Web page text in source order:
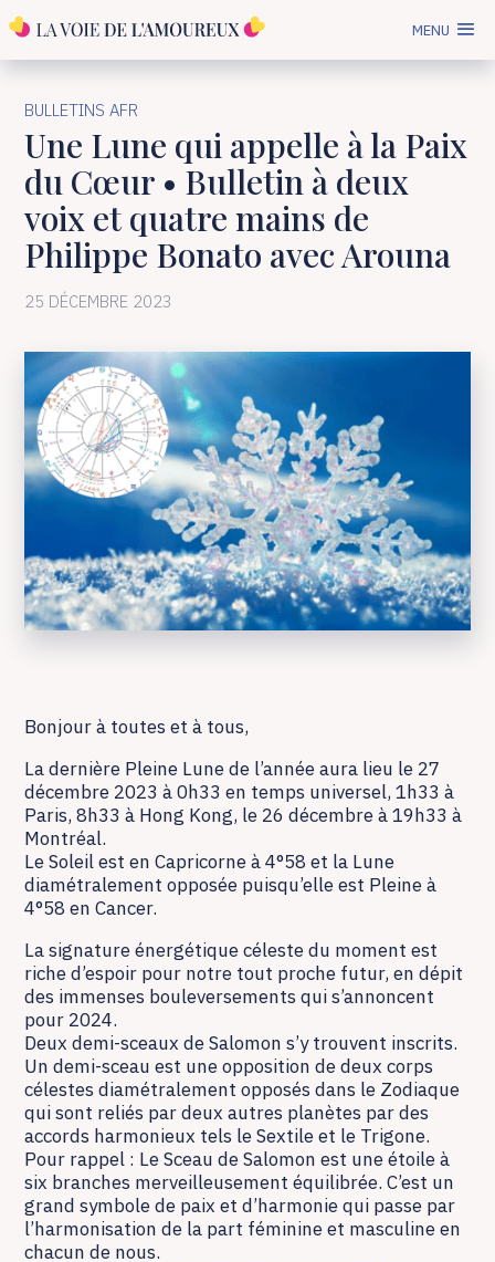
MENU
BULLETINS AFR
Une Lune qui appelle à la Paix
du Cœur • Bulletin à deux
voix et quatre mains de
Philippe Bonato avec Arouna
25 DÉCEMBRE 2023
Bonjour à toutes et à tous,
La dernière Pleine Lune de l’année aura lieu le 27
décembre 2023 à 0h33 en temps universel, 1h33 à
Paris, 8h33 à Hong Kong, le 26 décembre à 19h33 à
Montréal.
Le Soleil est en Capricorne à 4°58 et la Lune
diamétralement opposée puisqu’elle est Pleine à
4°58 en Cancer.
La signature énergétique céleste du moment est
riche d’espoir pour notre tout proche futur, en dépit
des immenses bouleversements qui s’annoncent
pour 2024.
Deux demi-sceaux de Salomon s’y trouvent inscrits.
Un demi-sceau est une opposition de deux corps
célestes diamétralement opposés dans le Zodiaque
qui sont reliés par deux autres planètes par des
accords harmonieux tels le Sextile et le Trigone.
Pour rappel : Le Sceau de Salomon est une étoile à
six branches merveilleusement équilibrée. C’est un
grand symbole de paix et d’harmonie qui passe par
l’harmonisation de la part féminine et masculine en
chacun de nous.